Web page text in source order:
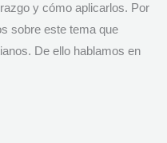
y cómo aplicarlos. Por
sobre este tema que
De ello hablamos en